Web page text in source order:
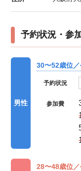
予約状況・参
男性
30〜52歳位
予約状況
参加費
28〜48歳位